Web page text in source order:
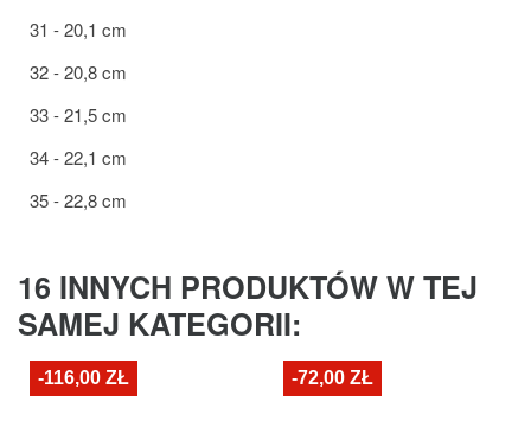
31 - 20,1 cm
32 - 20,8 cm
33 - 21,5 cm
34 - 22,1 cm
35 - 22,8 cm
16 INNYCH PRODUKTÓW W TEJ
SAMEJ KATEGORII:
-116,00 ZŁ -72,00 ZŁ